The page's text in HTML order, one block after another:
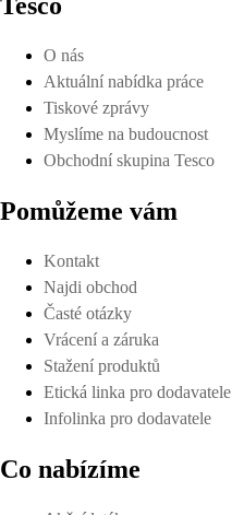
O nás
Aktuální nabídka práce
Tiskové zprávy
Myslíme na budoucnost
Obchodní skupina Tesco
Pomůžeme vám
Kontakt
Najdi obchod
Časté otázky
Vrácení a záruka
Stažení produktů
Etická linka pro dodavatele
Infolinka pro dodavatele
Co nabízíme